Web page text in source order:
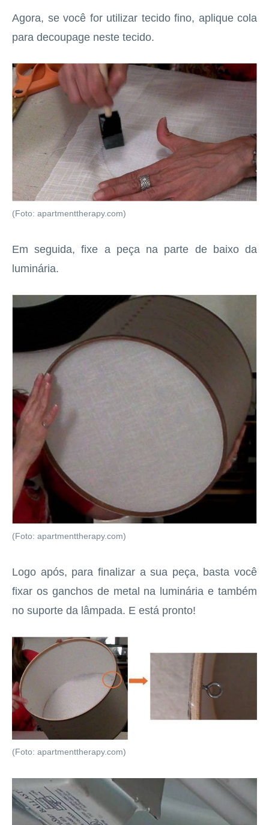
Agora, se você for utilizar tecido fino, aplique cola
para decoupage neste tecido.
(Foto: apartmenttherapy.com)
Em seguida, fixe a peça na parte de baixo da
luminária.
(Foto: apartmenttherapy.com)
Logo após, para finalizar a sua peça, basta você
fixar os ganchos de metal na luminária e também
no suporte da lâmpada. E está pronto!
(Foto: apartmenttherapy.com)